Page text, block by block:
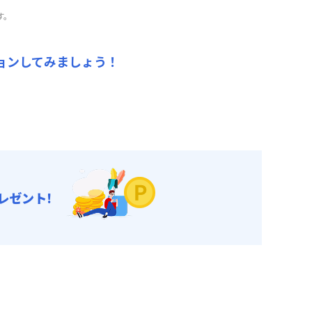
してみましょう！
ゼント!